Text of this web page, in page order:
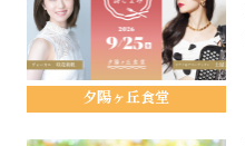
夕陽ヶ丘食堂